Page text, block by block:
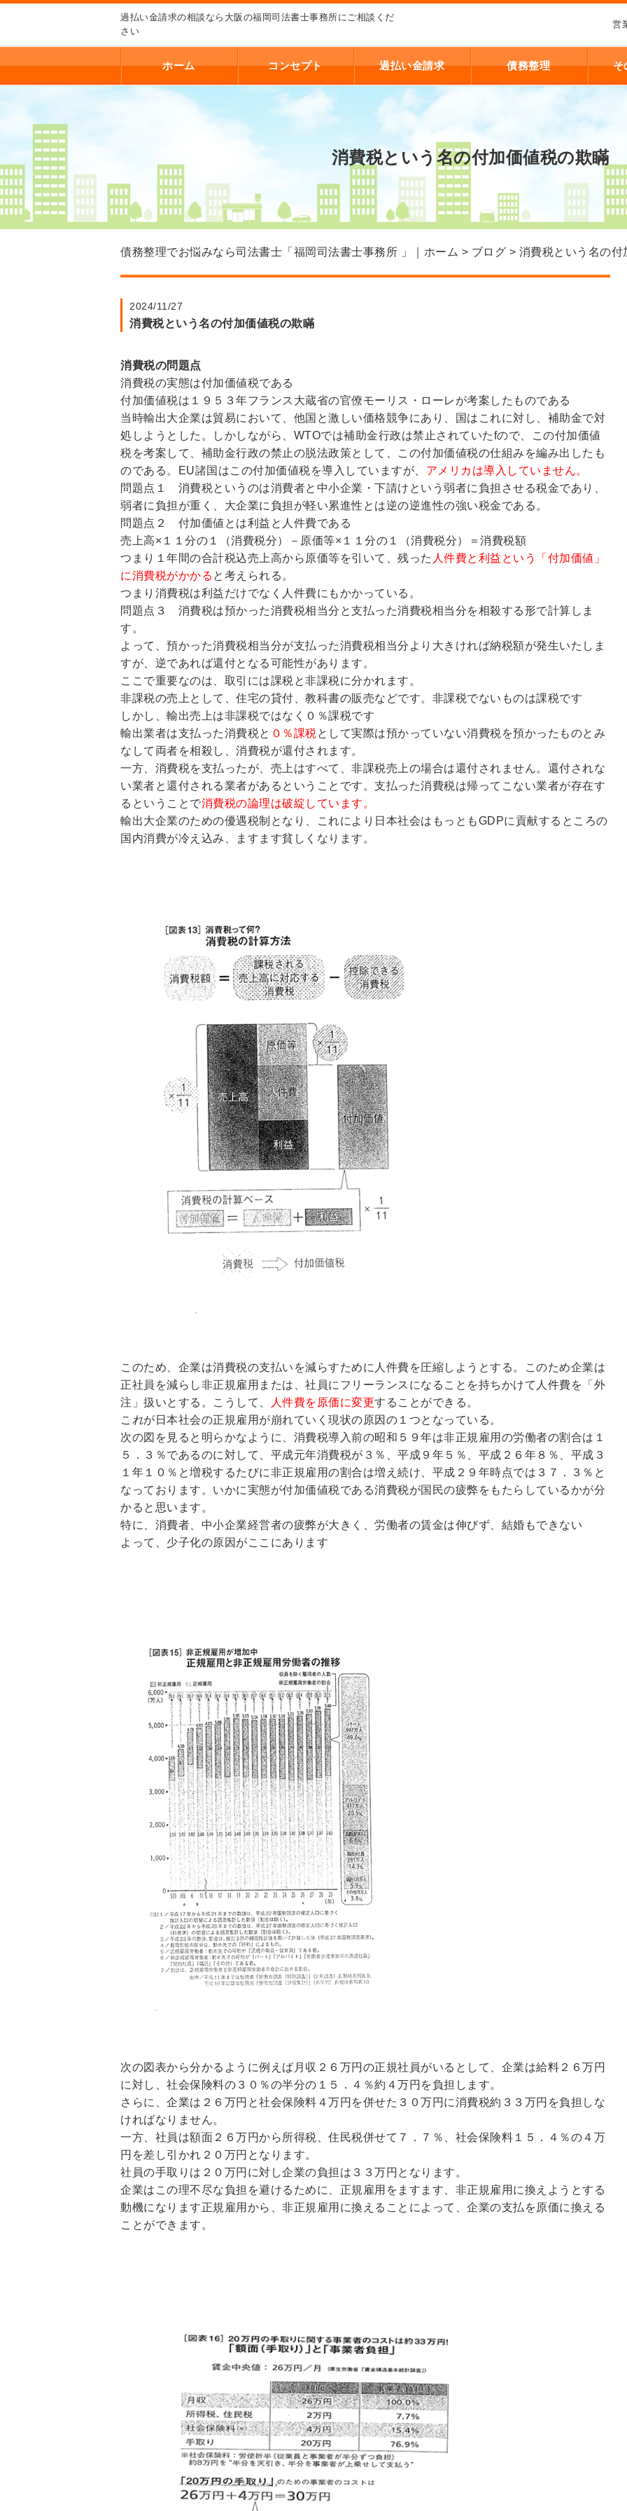
過払い金請求の相談なら大阪の福岡司法書士事務所にご相談くだ
さい
営
ホーム コンセプト 過払い金請求 債務整理 そ
消費税という名の付加価値税の欺瞞
債務整理でお悩みなら司法書士「福岡司法書士事務所 」｜ホーム > ブログ > 消費税という名の付
2024/11/27
消費税という名の付加価値税の欺瞞
消費税の問題点
消費税の実態は付加価値税である
付加価値税は１９５３年フランス大蔵省の官僚モーリス・ローレが考案したものである
当時輸出大企業は貿易において、他国と激しい価格競争にあり、国はこれに対し、補助金で対
処しようとした。しかしながら、 WTOでは補助金行政は禁止されていたfので、この付加価値
税を考案して、補助金行政の禁止の脱法政策として、この付加価値税の仕組みを編み出したも
のである。EU諸国はこの付加価値税を導入していますが、 アメリカは導入していません。
問題点１ 消費税というのは消費者と中小企業・下請けという弱者に負担させる税金であり、
弱者に負担が重く、大企業に負担が軽い累進性とは逆の逆進性の強い税金である。
問題点２ 付加価値とは利益と人件費である
売上高×１１分の１（消費税分）－原価等×１１分の１（消費税分）＝消費税額
つまり１年間の合計税込売上高から原価等を引いて、残った 人件費と利益という「付加価値」
に消費税がかかる と考えられる。
つまり消費税は利益だけでなく人件費にもかかっている。
問題点３ 消費税は預かった消費税相当分と支払った消費税相当分を相殺する形で計算しま
す。
よって、預かった消費税相当分が支払った消費税相当分より大きければ納税額が発生いたしま
すが、逆であれば還付となる可能性があります。
ここで重要なのは、取引には課税と非課税に分かれます。
非課税の売上として、住宅の貸付、教科書の販売などです。非課税でないものは課税です
しかし、輸出売上は非課税ではなく０％課税です
輸出業者は支払った消費税と ０％課税として実際は預かっていない消費税を預かったものとみ
なして両者を相殺し、消費税が還付されます。
一方、消費税を支払ったが、売上はすべて、非課税売上の場合は還付されません。還付されな
い業者と還付される業者があるということです。支払った消費税は帰ってこない業者が存在す
るということで消費税の論理は破綻しています。
輸出大企業のための優遇税制となり、これにより日本社会はもっともGDPに貢献するところの
国内消費が冷え込み、ますます貧しくなります。
このため、企業は消費税の支払いを減らすために人件費を圧縮しようとする。このため企業は
正社員を減らし非正規雇用または、社員にフリーランスになることを持ちかけて人件費を「外
注」扱いとする。こうして、
人件費を原価に変更することができる。
こ れが日本社会の正規雇用が崩れていく現状の原因の１つとなっている。
次の図を見ると明らかなように、消費税導入前の昭和５９年は非正規雇用の労働者の割合は１
５．３％であるのに対して、平成元年消費税が３％、平成９年５％、平成２６年８％、平成３
１年１０％と増税するたびに非正規雇用の割合は増え続け、平成２９年時点では３７．３％と
なっております。いかに実態が付加価値税である消費税が国民の疲弊をもたらしているかが分
かると思います。
特に、消費者、中小企業経営者の疲弊が大きく、労働者の賃金は伸びず、結婚もできない
よって、少子化の原因がここにあります
次の図表から分かるように例えば月収２６万円の正規社員がいるとして、企業は給料２６万円
に対し、社会保険料の３０％の半分の１５．４％約４万円を負担します。
さらに、企業は２６万円と社会保険料４万円を併せた３０万円に消費税約３３万円を負担しな
ければなりません。
一方、社員は額面２６万円から所得税、住民税併せて７．７％、社会保険料１５．４％の４万
円を差し引かれ２０万円となります。
社員の手取りは２０万円に対し企業の負担は３３万円となります。
企業はこの理不尽な負担を避けるために、正規雇用をますます、非正規雇用に換えようとする
動機になります正規雇用から、非正規雇用に換えることによって、企業の支払を原価に換える
ことができます。